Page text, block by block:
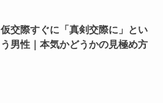
仮交際すぐに「真剣交際に」とい
う男性｜本気かどうかの見極め方